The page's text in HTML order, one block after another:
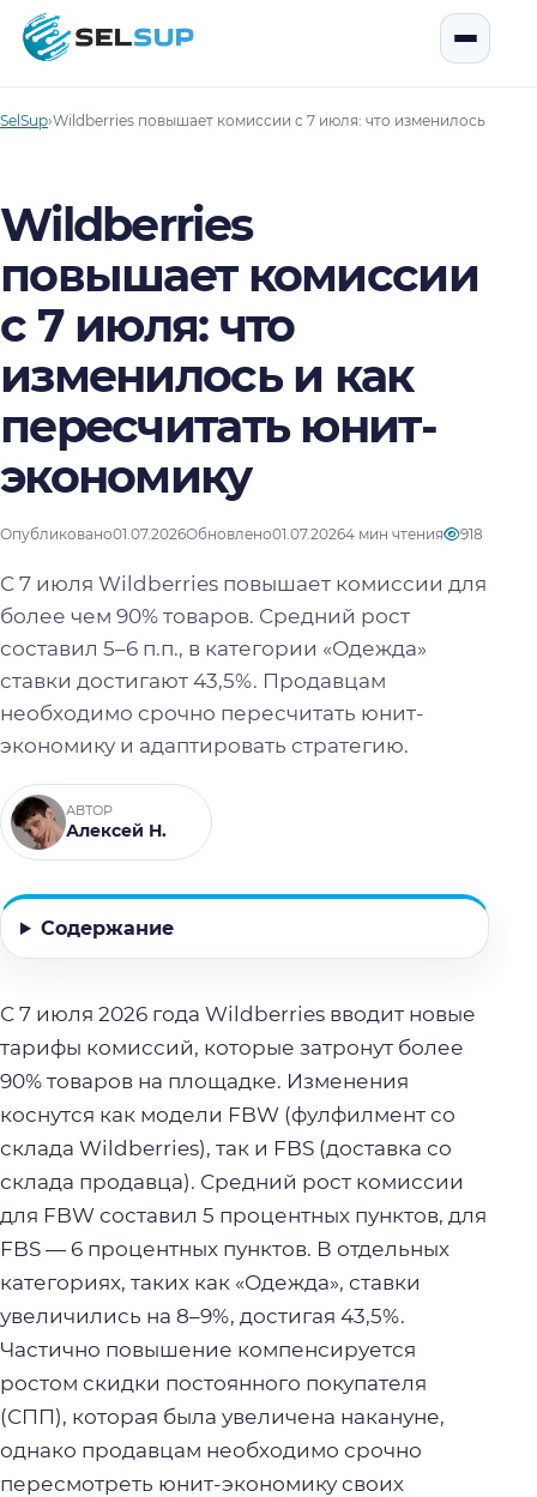
SelSup
SelSup›Wildberries повышает комиссии с 7 июля: что изменилось и как
Wildberries
повышает комиссии
с 7 июля: что
изменилось и как
пересчитать юнит-
экономику
Опубликовано01.07.2026Обновлено01.07.20264 мин чтения 918
С 7 июля Wildberries повышает комиссии для
более чем 90% товаров. Средний рост
составил 5–6 п.п., в категории «Одежда»
ставки достигают 43,5%. Продавцам
необходимо срочно пересчитать юнит-
экономику и адаптировать стратегию.
АВТОР
Алексей Н.
Содержание
С 7 июля 2026 года Wildberries вводит новые
тарифы комиссий, которые затронут более
90% товаров на площадке. Изменения
коснутся как модели FBW (фулфилмент со
склада Wildberries), так и FBS (доставка со
склада продавца). Средний рост комиссии
для FBW составил 5 процентных пунктов, для
FBS — 6 процентных пунктов. В отдельных
категориях, таких как «Одежда», ставки
увеличились на 8–9%, достигая 43,5%.
Частично повышение компенсируется
ростом скидки постоянного покупателя
(СПП), которая была увеличена накануне,
однако продавцам необходимо срочно
пересмотреть юнит-экономику своих